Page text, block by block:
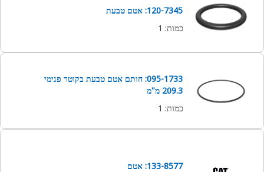
120-7345: אטם טבעת
כמות:
1
095-1733: חותם אטם טבעת בקוטר פנימי
209.3 מ"מ
כמות:
1
133-8577: אטם